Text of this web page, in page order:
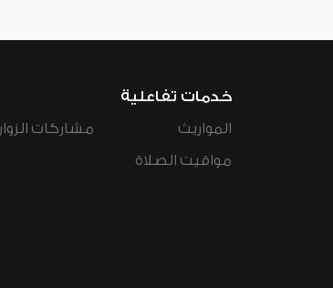
خدمات تفاعلية
المواريث
مواقيت الصلاة
مشاركات الزوار